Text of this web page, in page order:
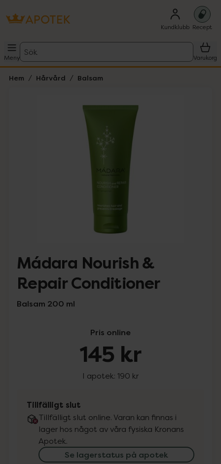
Kundklubb Recept
Meny
Sök
Varukorg
Hem Hårvård Balsam
Lista: . Innehåller 1 objekt.
Mádara Nourish &
Repair Conditioner
Balsam 200 ml
Pris online
145 kr
I apotek: 190 kr
Tillfälligt slut
Tillfälligt slut online. Varan kan finnas i
lager hos något av våra fysiska Kronans
Apotek.
Se lagerstatus på apotek